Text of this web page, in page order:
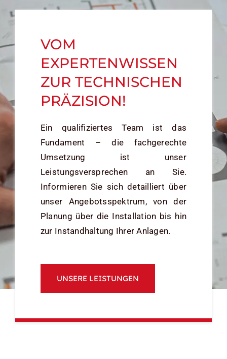
VOM
EXPERTENWISSEN
ZUR TECHNISCHEN
PRÄZISION!
Ein qualifiziertes Team ist das
Fundament – die fachgerechte
Umsetzung ist unser
Leistungsversprechen an Sie.
Informieren Sie sich detailliert über
unser Angebotsspektrum, von der
Planung über die Installation bis hin
zur Instandhaltung Ihrer Anlagen.
UNSERE LEISTUNGEN